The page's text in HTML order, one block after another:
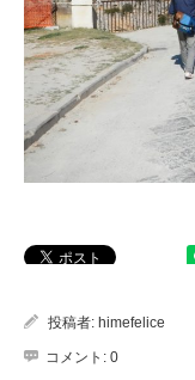
投稿者: himefelice
コメント: 0